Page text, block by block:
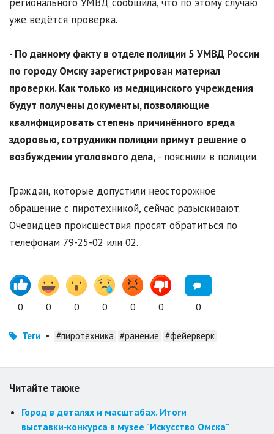
регионального УМВД сообщила, что по этому случаю
уже ведётся проверка.
- По данному факту в отделе полиции 5 УМВД России
по городу Омску зарегистрирован материал
проверки. Как только из медицинского учреждения
будут получены документы, позволяющие
квалифицировать степень причинённого вреда
здоровью, сотрудники полиции примут решение о
возбуждении уголовного дела, - пояснили в полиции.
Граждан, которые допустили неосторожное
обращение с пиротехникой, сейчас разыскивают.
Очевидцев происшествия просят обратиться по
телефонам 79-25-02 или 02.
0 0 0 0 0 0 0
Теги • #пиротехника #ранение #фейерверк
Читайте также
Город в деталях и масштабах. Итоги
выставки‑конкурса в музее "Искусство Омска"